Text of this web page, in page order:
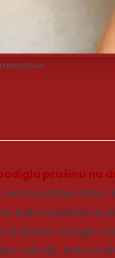
prašinu na
pažnje nakon
kojima pevačica
ispred vintage
rekvizit, dok na